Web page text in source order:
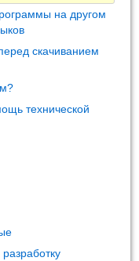
на другом
скачиванием
технической